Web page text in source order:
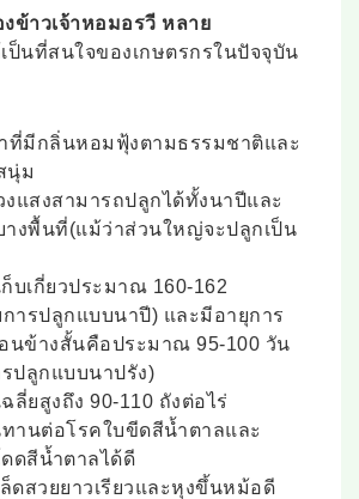
ข้าวเจ้าหอมอรวี หลาย
ป็นที่สนใจของเกษตรกรในปัจจุบัน
าที่มีกลิ่นหอมฟุ้งตามธรรมชาติและ
นุ่ม
งแสงสามารถปลูกได้ทั้งนาปีและ
างพื้นที่(แม้ว่าส่วนใหญ่จะปลูกเป็น
บเกี่ยวประมาณ 160-162
ารปลูกแบบนาปี) และมีอายุการ
อนข้างสั้นคือประมาณ 95-100 วัน
ปลูกแบบนาปรัง)
ลี่ยสูงถึง 90-110 ถังต่อไร่
านต่อโรคใบขีดสีน้ำตาลและ
ดดสีน้ำตาลได้ดี
ดสวยยาวเรียวและหุงขึ้นหม้อดี